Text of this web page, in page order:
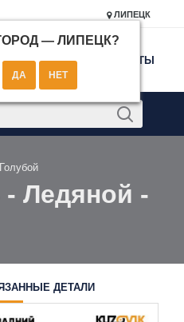
ЛИПЕЦК
— ЛИПЕЦК?
КОНТАКТЫ
- Ледяной -
ДЕТАЛИ